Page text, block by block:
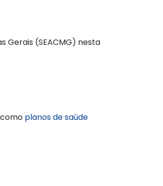
Gerais (SEACMG) nesta
planos de saúde